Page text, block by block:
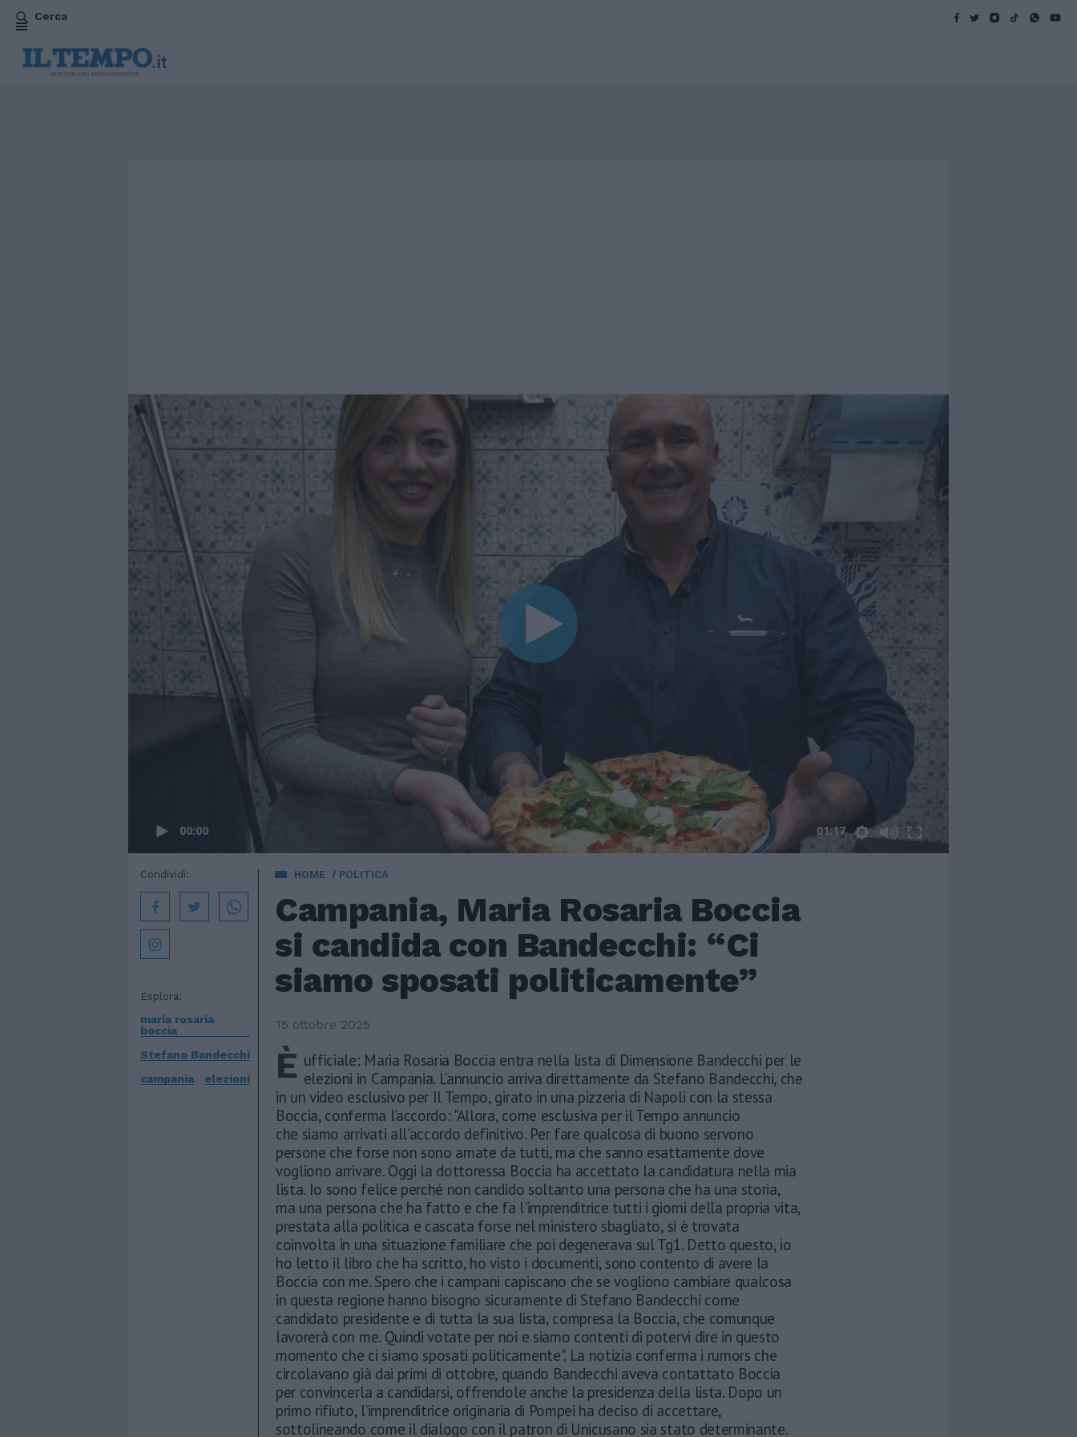
Cerca
00:00 01:17
HOME POLITICA
Campania, Maria Rosaria Boccia
si candida con Bandecchi: “Ci
siamo sposati politicamente”
15 ottobre 2025
Esplora:
maria rosaria
boccia
Stefano Bandecchi
campania
elezioni
Condividi:
È ufficiale: Maria Rosaria Boccia entra nella lista di Dimensione Bandecchi per le
elezioni in Campania. L’annuncio arriva direttamente da Stefano Bandecchi, che
in un video esclusivo per Il Tempo, girato in una pizzeria di Napoli con la stessa
Boccia, conferma l’accordo: "Allora, come esclusiva per il Tempo annuncio
che siamo arrivati all'accordo definitivo. Per fare qualcosa di buono servono
persone che forse non sono amate da tutti, ma che sanno esattamente dove
vogliono arrivare. Oggi la dottoressa Boccia ha accettato la candidatura nella mia
lista. Io sono felice perché non candido soltanto una persona che ha una storia,
ma una persona che ha fatto e che fa l'imprenditrice tutti i giorni della propria vita,
prestata alla politica e cascata forse nel ministero sbagliato, si è trovata
coinvolta in una situazione familiare che poi degenerava sul Tg1. Detto questo, io
ho letto il libro che ha scritto, ho visto i documenti, sono contento di avere la
Boccia con me. Spero che i campani capiscano che se vogliono cambiare qualcosa
in questa regione hanno bisogno sicuramente di Stefano Bandecchi come
candidato presidente e di tutta la sua lista, compresa la Boccia, che comunque
lavorerà con me. Quindi votate per noi e siamo contenti di potervi dire in questo
momento che ci siamo sposati politicamente". La notizia conferma i rumors che
circolavano già dai primi di ottobre, quando Bandecchi aveva contattato Boccia
per convincerla a candidarsi, offrendole anche la presidenza della lista. Dopo un
primo rifiuto, l’imprenditrice originaria di Pompei ha deciso di accettare,
sottolineando come il dialogo con il patron di Unicusano sia stato determinante.